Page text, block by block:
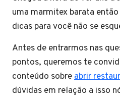
uma marmitex barata
dicas para você não se
Antes de entrarmos nas
pontos, queremos te
conteúdo sobreabrir
dúvidas em relação a isso